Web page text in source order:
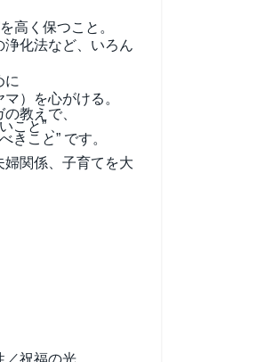
高く保つこと。
化法など、いろん
に
）を心がける。
教えで、
こと” 、
きこと” です。
婦関係、子育てを大
／祝福の光